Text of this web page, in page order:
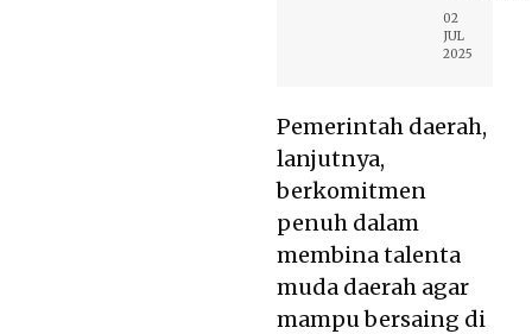
02
JUL
2025
Pemerintah daerah,
lanjutnya,
berkomitmen
penuh dalam
membina talenta
muda daerah agar
mampu bersaing di